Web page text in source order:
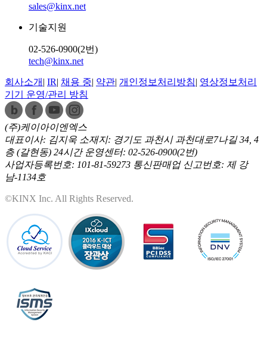
sales@kinx.net
기술지원
02-526-0900(2번)
tech@kinx.net
회사소개 | IR| 채용 중| 약관| 개인정보처리방침| 영상정보처리
기기 운영/관리 방침
(주)케이아이엔엑스
대표이사: 김지욱 소재지: 경기도 과천시 과천대로7나길 34, 4
층 (갈현동) 24시간 운영센터: 02-526-0900(2번)
사업자등록번호: 101-81-59273 통신판매업 신고번호: 제 강
남-1134호
©KINX Inc. All Rights Reserved.